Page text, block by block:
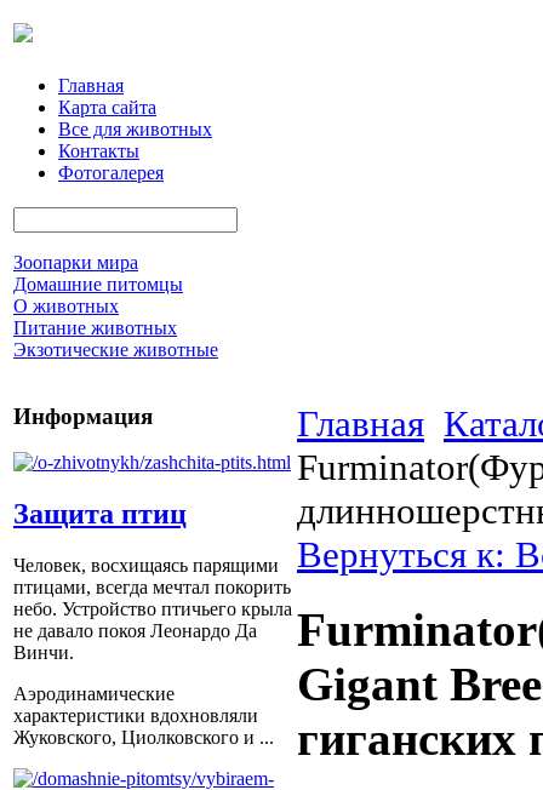
Главная
Карта сайта
Все для животных
Контакты
Фотогалерея
Зоопарки мира
Домашние питомцы
О животных
Питание животных
Экзотические животные
Информация
Защита птиц
Человек, восхищаясь парящими
птицами, всегда мечтал покорить
небо. Устройство птичьего крыла
не давало покоя Леонардо Да
Винчи.
Аэродинамические
характеристики вдохновляли
Жуковского, Циолковского и ...
Главная
Вернуться к:
Gigant
гиганских